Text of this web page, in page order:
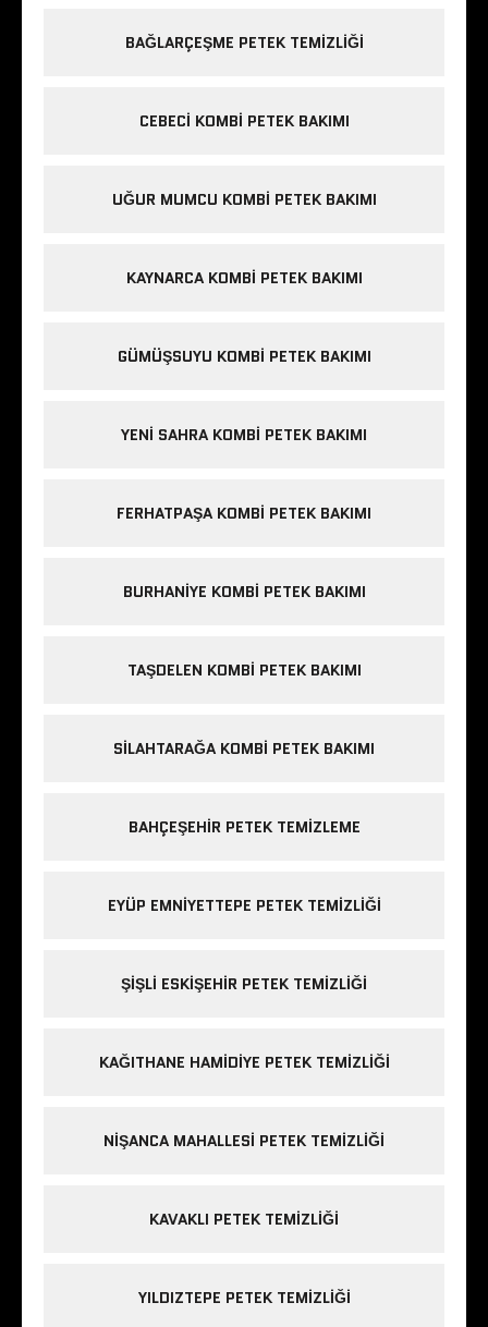
BAĞLARÇEŞME PETEK TEMIZLIĞI
CEBECI KOMBI PETEK BAKIMI
UĞUR MUMCU KOMBI PETEK BAKIMI
KAYNARCA KOMBI PETEK BAKIMI
GÜMÜŞSUYU KOMBI PETEK BAKIMI
YENI SAHRA KOMBI PETEK BAKIMI
FERHATPAŞA KOMBI PETEK BAKIMI
BURHANIYE KOMBI PETEK BAKIMI
TAŞDELEN KOMBI PETEK BAKIMI
SILAHTARAĞA KOMBI PETEK BAKIMI
BAHÇEŞEHIR PETEK TEMIZLEME
EYÜP EMNIYETTEPE PETEK TEMIZLIĞI
ŞIŞLI ESKIŞEHIR PETEK TEMIZLIĞI
KAĞITHANE HAMIDIYE PETEK TEMIZLIĞI
NIŞANCA MAHALLESI PETEK TEMIZLIĞI
KAVAKLI PETEK TEMIZLIĞI
YILDIZTEPE PETEK TEMIZLIĞI